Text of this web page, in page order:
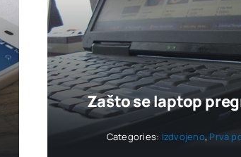
Zašto se laptop
Categories: Izdvojeno,Prva